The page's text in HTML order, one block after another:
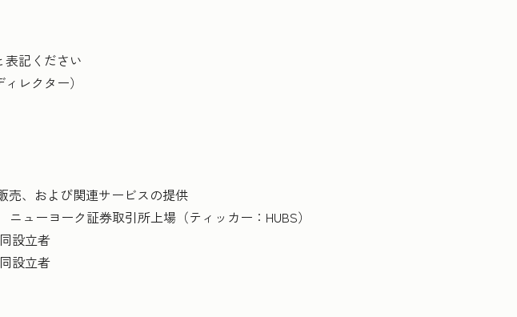
記ください
レクター）
、および関連サービスの提供
ーヨーク証券取引所上場（ティッカー：HUBS）
設立者
立者